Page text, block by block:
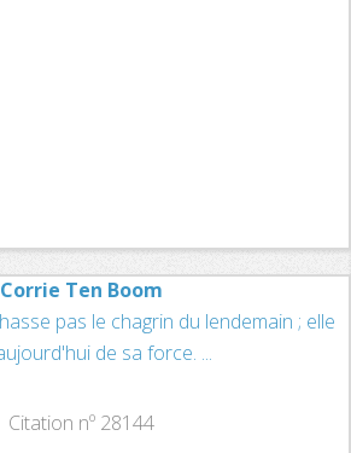
Corrie Ten Boom
pas le chagrin du lendemain ; elle
de sa force. ...
Citation nº 28144